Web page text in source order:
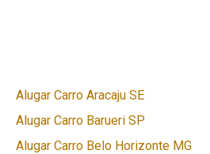
Alugar Carro Aracaju SE
Alugar Carro Barueri SP
Alugar Carro Belo Horizonte MG